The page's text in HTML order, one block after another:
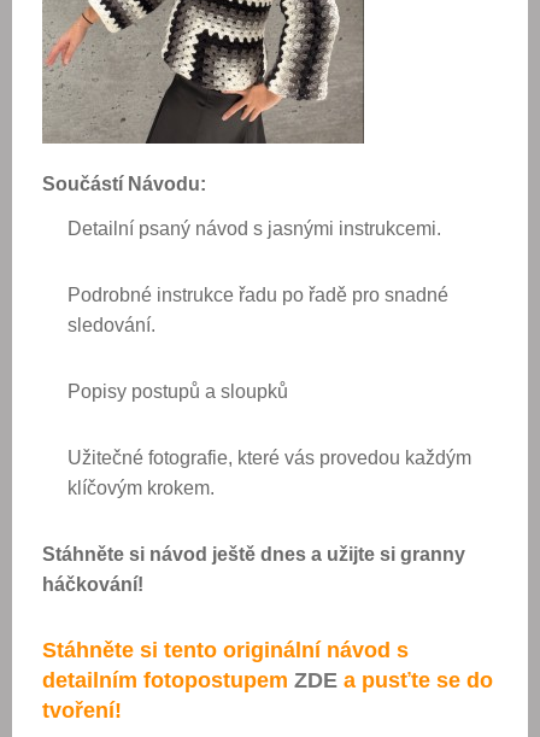
Součástí Návodu:
Detailní psaný návod s jasnými instrukcemi.
Podrobné instrukce řadu po řadě pro snadné
sledování.
Popisy postupů a sloupků
Užitečné fotografie, které vás provedou každým
klíčovým krokem.
Stáhněte si návod ještě dnes a užijte si granny
háčkování!
Stáhněte si tento originální návod s
detailním fotopostupem ZDE a pusťte se do
tvoření!